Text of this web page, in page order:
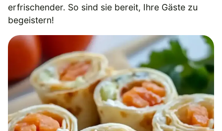
erfrischender. So sind sie bereit, Ihre Gäste zu
begeistern!